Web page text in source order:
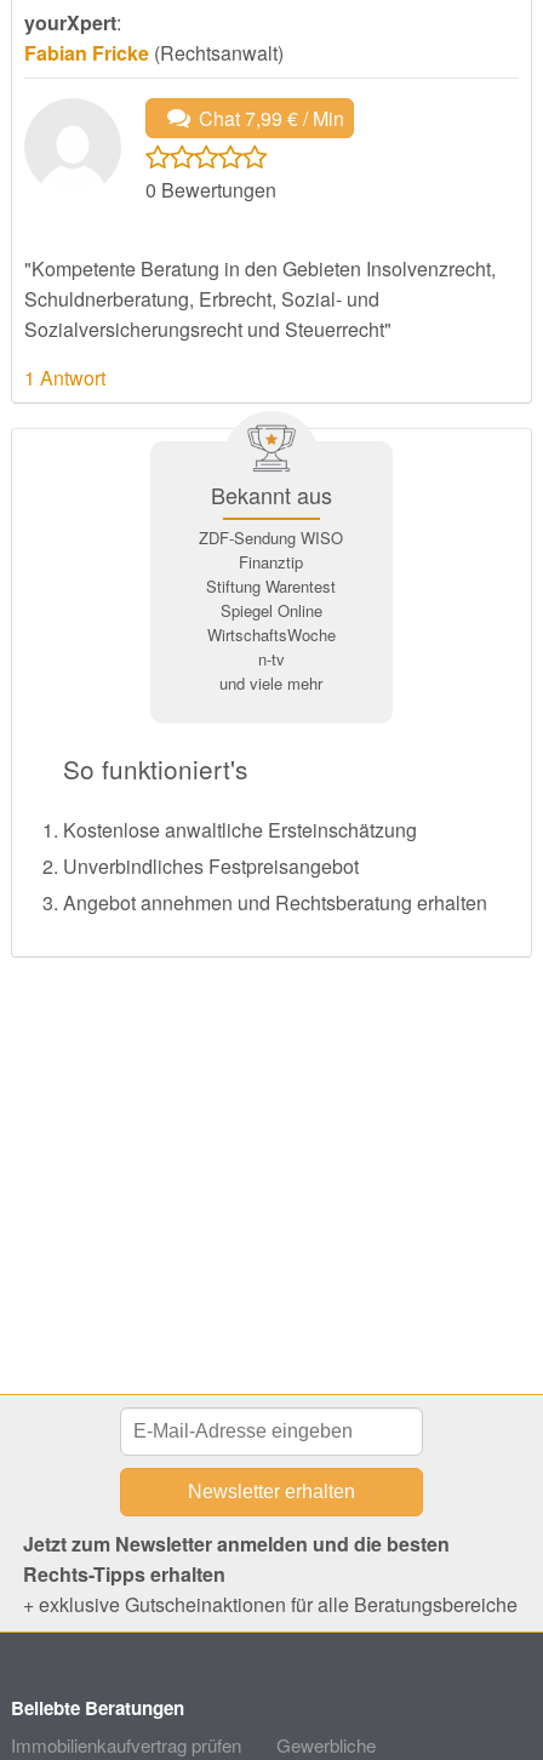
yourXpert:
Fabian Fricke(Rechtsanwalt)
Chat 7,99 € / Min
0 Bewertungen
"Kompetente Beratung in den Gebieten Insolvenzrecht,
Schuldnerberatung, Erbrecht, Sozial- und
Sozialversicherungsrecht und Steuerrecht"
1 Antwort
Bekannt aus
ZDF-Sendung WISO
Finanztip
Stiftung Warentest
Spiegel Online
WirtschaftsWoche
n-tv
und viele mehr
So funktioniert's
Kostenlose anwaltliche Ersteinschätzung
Unverbindliches Festpreisangebot
Angebot annehmen und Rechtsberatung erhalten
Jetzt zum Newsletter anmelden und die besten
Rechts-Tipps erhalten
+ exklusive Gutscheinaktionen für alle Beratungsbereiche
Beliebte Beratungen
Immobilienkaufvertrag prüfen
Gewerbliche